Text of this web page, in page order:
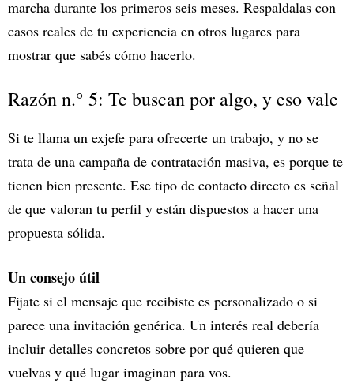
marcha durante los primeros seis meses. Respaldalas con
casos reales de tu experiencia en otros lugares para
mostrar que sabés cómo hacerlo.
Razón n.° 5: Te buscan por algo, y eso vale
Si te llama un exjefe para ofrecerte un trabajo, y no se
trata de una campaña de contratación masiva, es porque te
tienen bien presente. Ese tipo de contacto directo es señal
de que valoran tu perfil y están dispuestos a hacer una
propuesta sólida.
Un consejo útil
Fijate si el mensaje que recibiste es personalizado o si
parece una invitación genérica. Un interés real debería
incluir detalles concretos sobre por qué quieren que
vuelvas y qué lugar imaginan para vos.